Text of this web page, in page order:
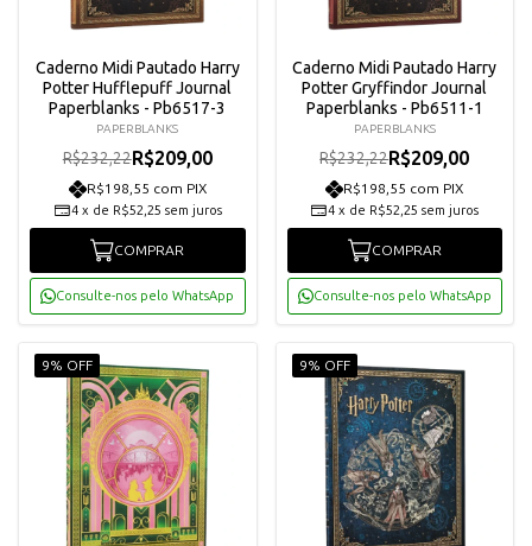
Caderno Midi Pautado Harry
Potter Hufflepuff Journal
Paperblanks - Pb6517-3
PAPERBLANKS
R$232,22R$209,00
R$198,55 com PIX
4 x de R$52,25 sem juros
COMPRAR
Consulte-nos pelo WhatsApp
Caderno Midi Pautado Harry
Potter Gryffindor Journal
Paperblanks - Pb6511-1
PAPERBLANKS
R$232,22R$209,00
R$198,55 com PIX
4 x de R$52,25 sem juros
COMPRAR
Consulte-nos pelo WhatsApp
9% OFF 9% OFF